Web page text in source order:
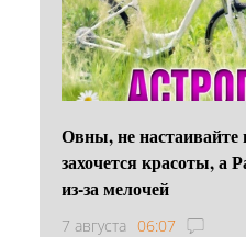
Овны, не настаивайте
захочется красоты, а
из-за мелочей
7 августа 06:07